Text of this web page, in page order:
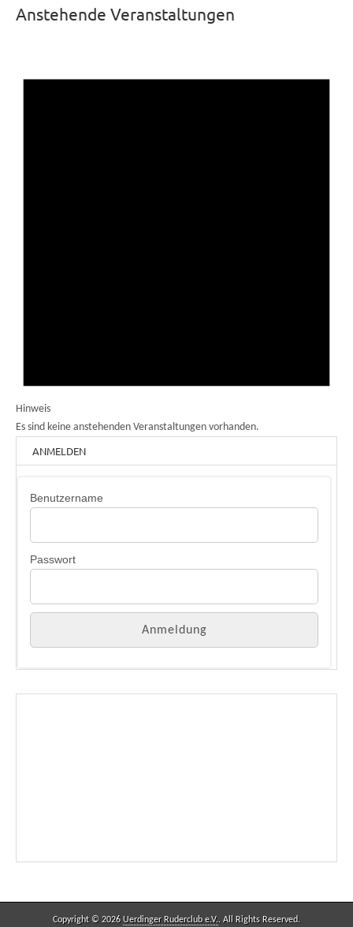
Anstehende Veranstaltungen
Hinweis
Es sind keine anstehenden Veranstaltungen vorhanden.
ANMELDEN
Benutzername
Passwort
Copyright © 2026Uerdinger Ruderclub e.V.. All Rights Reserved.